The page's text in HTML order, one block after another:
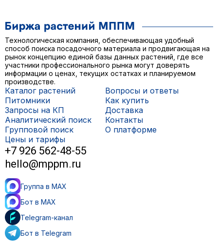
Технологическая компания, обеспечивающая удобный
способ поиска посадочного материала и продвигающая на
рынок концепцию единой базы данных растений, где все
участники профессионального рынка могут доверять
информации о ценах, текущих остатках и планируемом
производстве.
Каталог растений
Питомники
Запросы на КП
Аналитический поиск
Групповой поиск
Цены и тарифы
Вопросы и ответы
Как купить
Доставка
Контакты
О платформе
+7 926 562-48-55
hello@mppm.ru
Группа в MAX
Бот в MAX
Telegram-канал
Бот в Telegram